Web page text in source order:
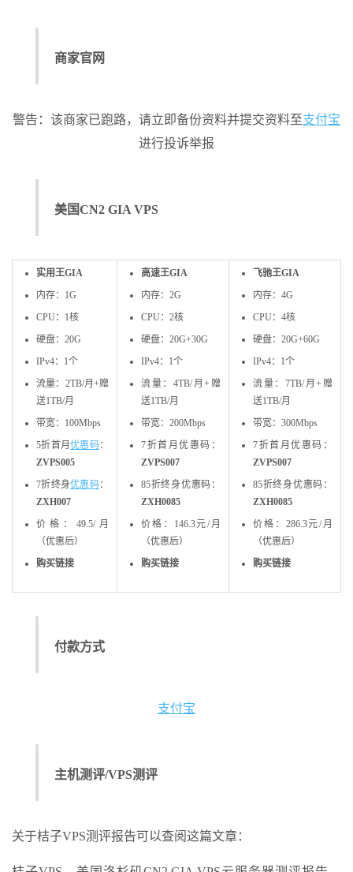
商家官网
警告：该商家已跑路，请立即备份资料并提交资料至支付宝
进行投诉举报
美国CN2 GIA VPS
实用王GIA
内存：1G
CPU：1核
硬盘：20G
IPv4：1个
流量：2TB/月+赠
送1TB/月
带宽：100Mbps
5折首月优惠码：
ZVPS005
7折终身优惠码：
ZXH007
价格：49.5/月
（优惠后）
购买链接
高速王GIA
内存：2G
CPU：2核
硬盘：20G+30G
IPv4：1个
流量：4TB/月+赠
送1TB/月
带宽：200Mbps
7折首月优惠码：
ZVPS007
85折终身优惠码：
ZXH0085
价格：146.3元/月
（优惠后）
购买链接
飞驰王GIA
内存：4G
CPU：4核
硬盘：20G+60G
IPv4：1个
流量：7TB/月+赠
送1TB/月
带宽：300Mbps
7折首月优惠码：
ZVPS007
85折终身优惠码：
ZXH0085
价格：286.3元/月
（优惠后）
购买链接
付款方式
支付宝
主机测评/VPS测评
关于桔子VPS测评报告可以查阅这篇文章：